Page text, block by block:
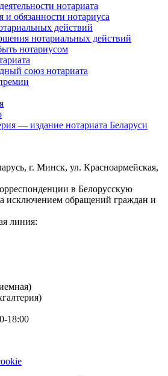
нотариата
обязанности нотариуса
действий
нотариальных действий
нотариусом
союз нотариата
— издание нотариата Беларуси
г. Минск, ул. Красноармейская,
в Белорусскую
исключением обращений граждан и
линия:
18:00